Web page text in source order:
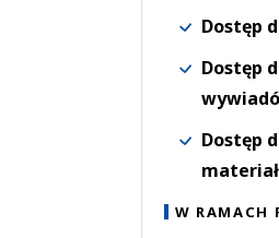
Dostęp
Dostęp
Dostęp
W RAMACH